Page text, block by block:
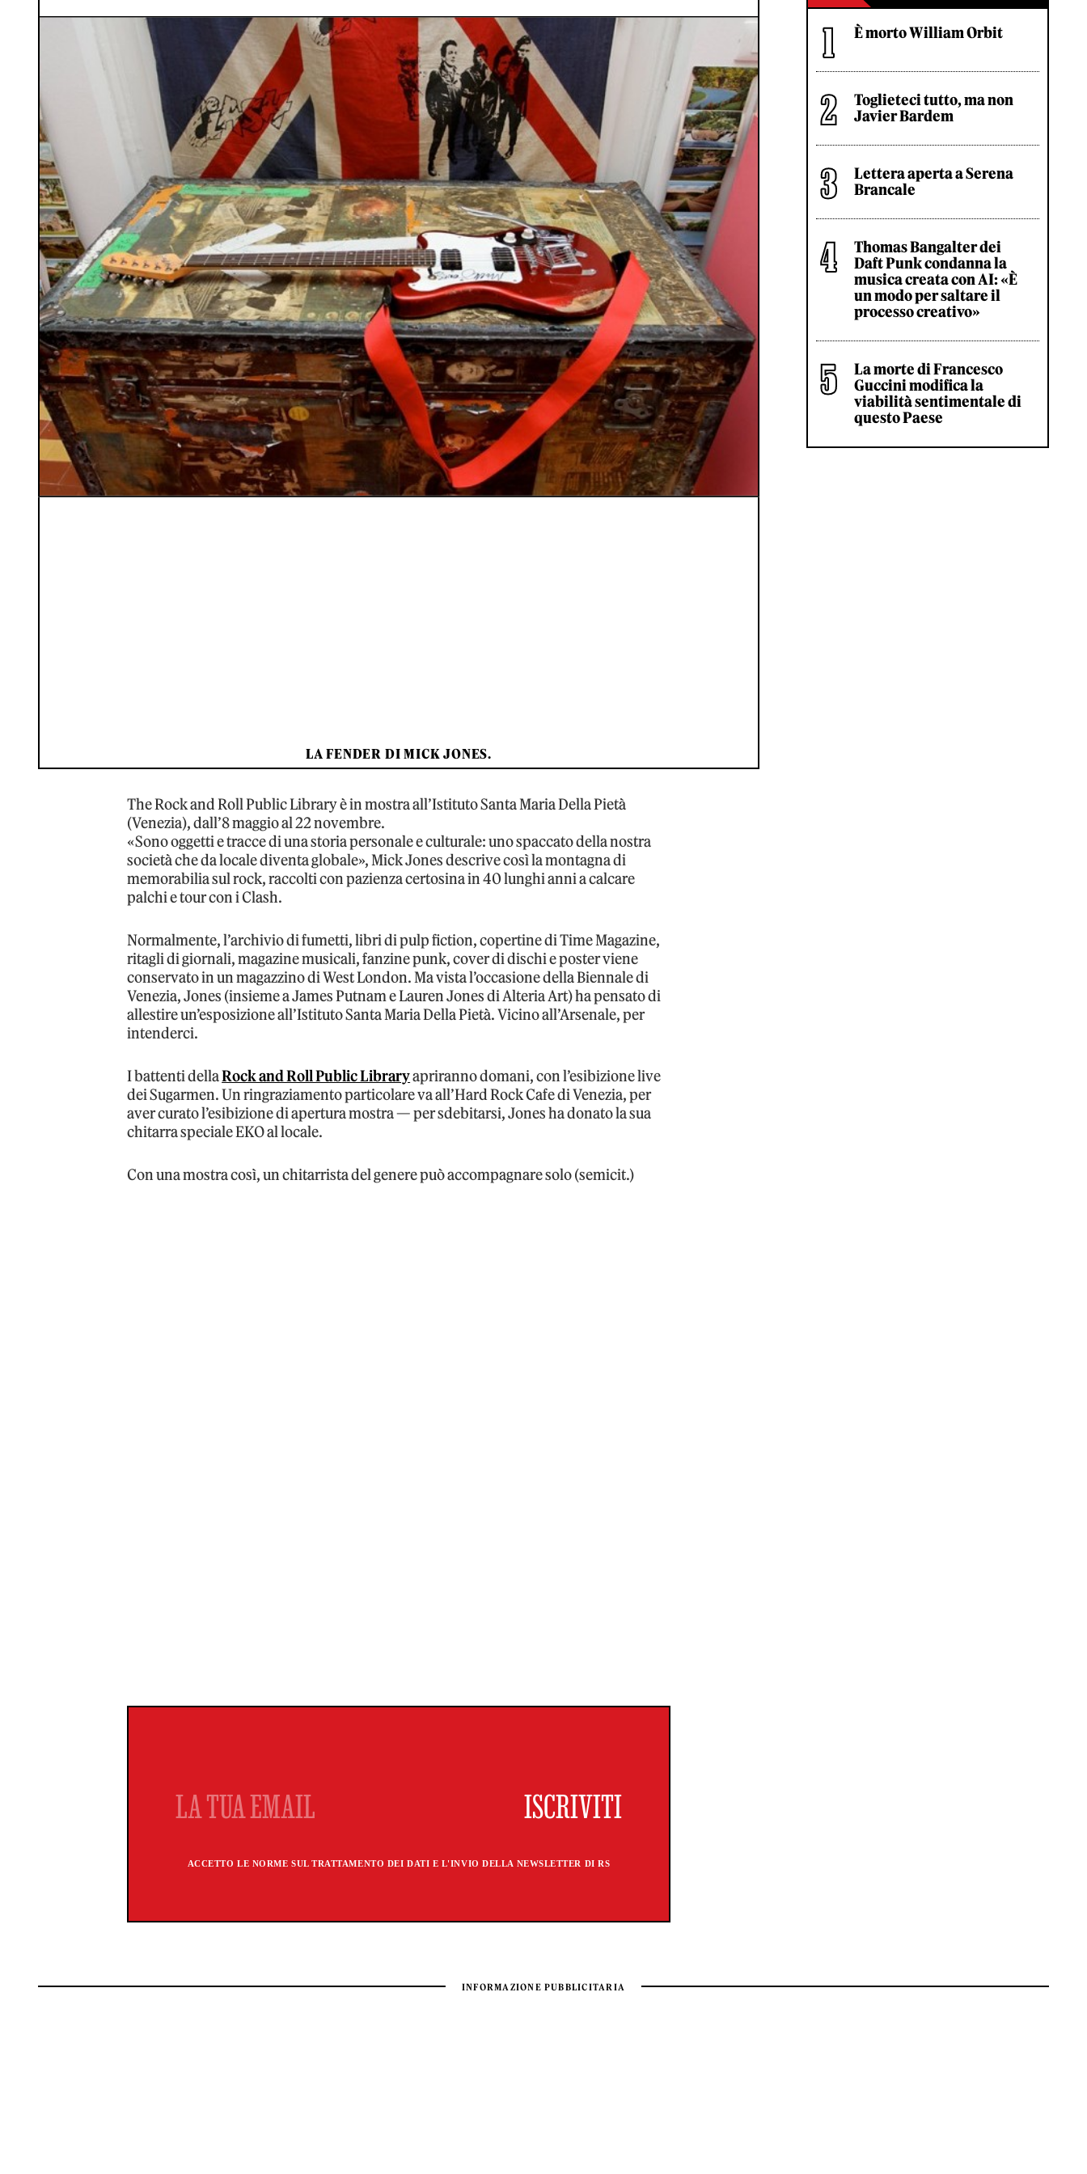
LA FENDER DI MICK JONES.
The Rock and Roll Public Library è in mostra all’Istituto Santa Maria Della Pietà
(Venezia), dall’8 maggio al 22 novembre.
«Sono oggetti e tracce di una storia personale e culturale: uno spaccato della nostra
società che da locale diventa globale», Mick Jones descrive così la montagna di
memorabilia sul rock, raccolti con pazienza certosina in 40 lunghi anni a calcare
palchi e tour con i Clash.
Normalmente, l’archivio di fumetti, libri di pulp fiction, copertine di Time Magazine,
ritagli di giornali, magazine musicali, fanzine punk, cover di dischi e poster viene
conservato in un magazzino di West London. Ma vista l’occasione della Biennale di
Venezia, Jones (insieme a James Putnam e Lauren Jones di Alteria Art) ha pensato di
allestire un’esposizione all’Istituto Santa Maria Della Pietà. Vicino all’Arsenale, per
intenderci.
I battenti dellaRock and Roll Public Libraryapriranno domani, con l’esibizione live
dei Sugarmen. Un ringraziamento particolare va all’Hard Rock Cafe di Venezia, per
aver curato l’esibizione di apertura mostra — per sdebitarsi, Jones ha donato la sua
chitarra speciale EKO al locale.
Con una mostra così, un chitarrista del genere può accompagnare solo (semicit.)
ACCETTO LE NORME SUL TRATTAMENTO DEI DATI E L'INVIO DELLA NEWSLETTER DI RS
È morto William Orbit
Toglieteci tutto, ma non
Javier Bardem
Lettera aperta a Serena
Brancale
Thomas Bangalter dei
Daft Punk condanna la
musica creata con AI: «È
un modo per saltare il
processo creativo»
La morte di Francesco
Guccini modifica la
viabilità sentimentale di
questo Paese